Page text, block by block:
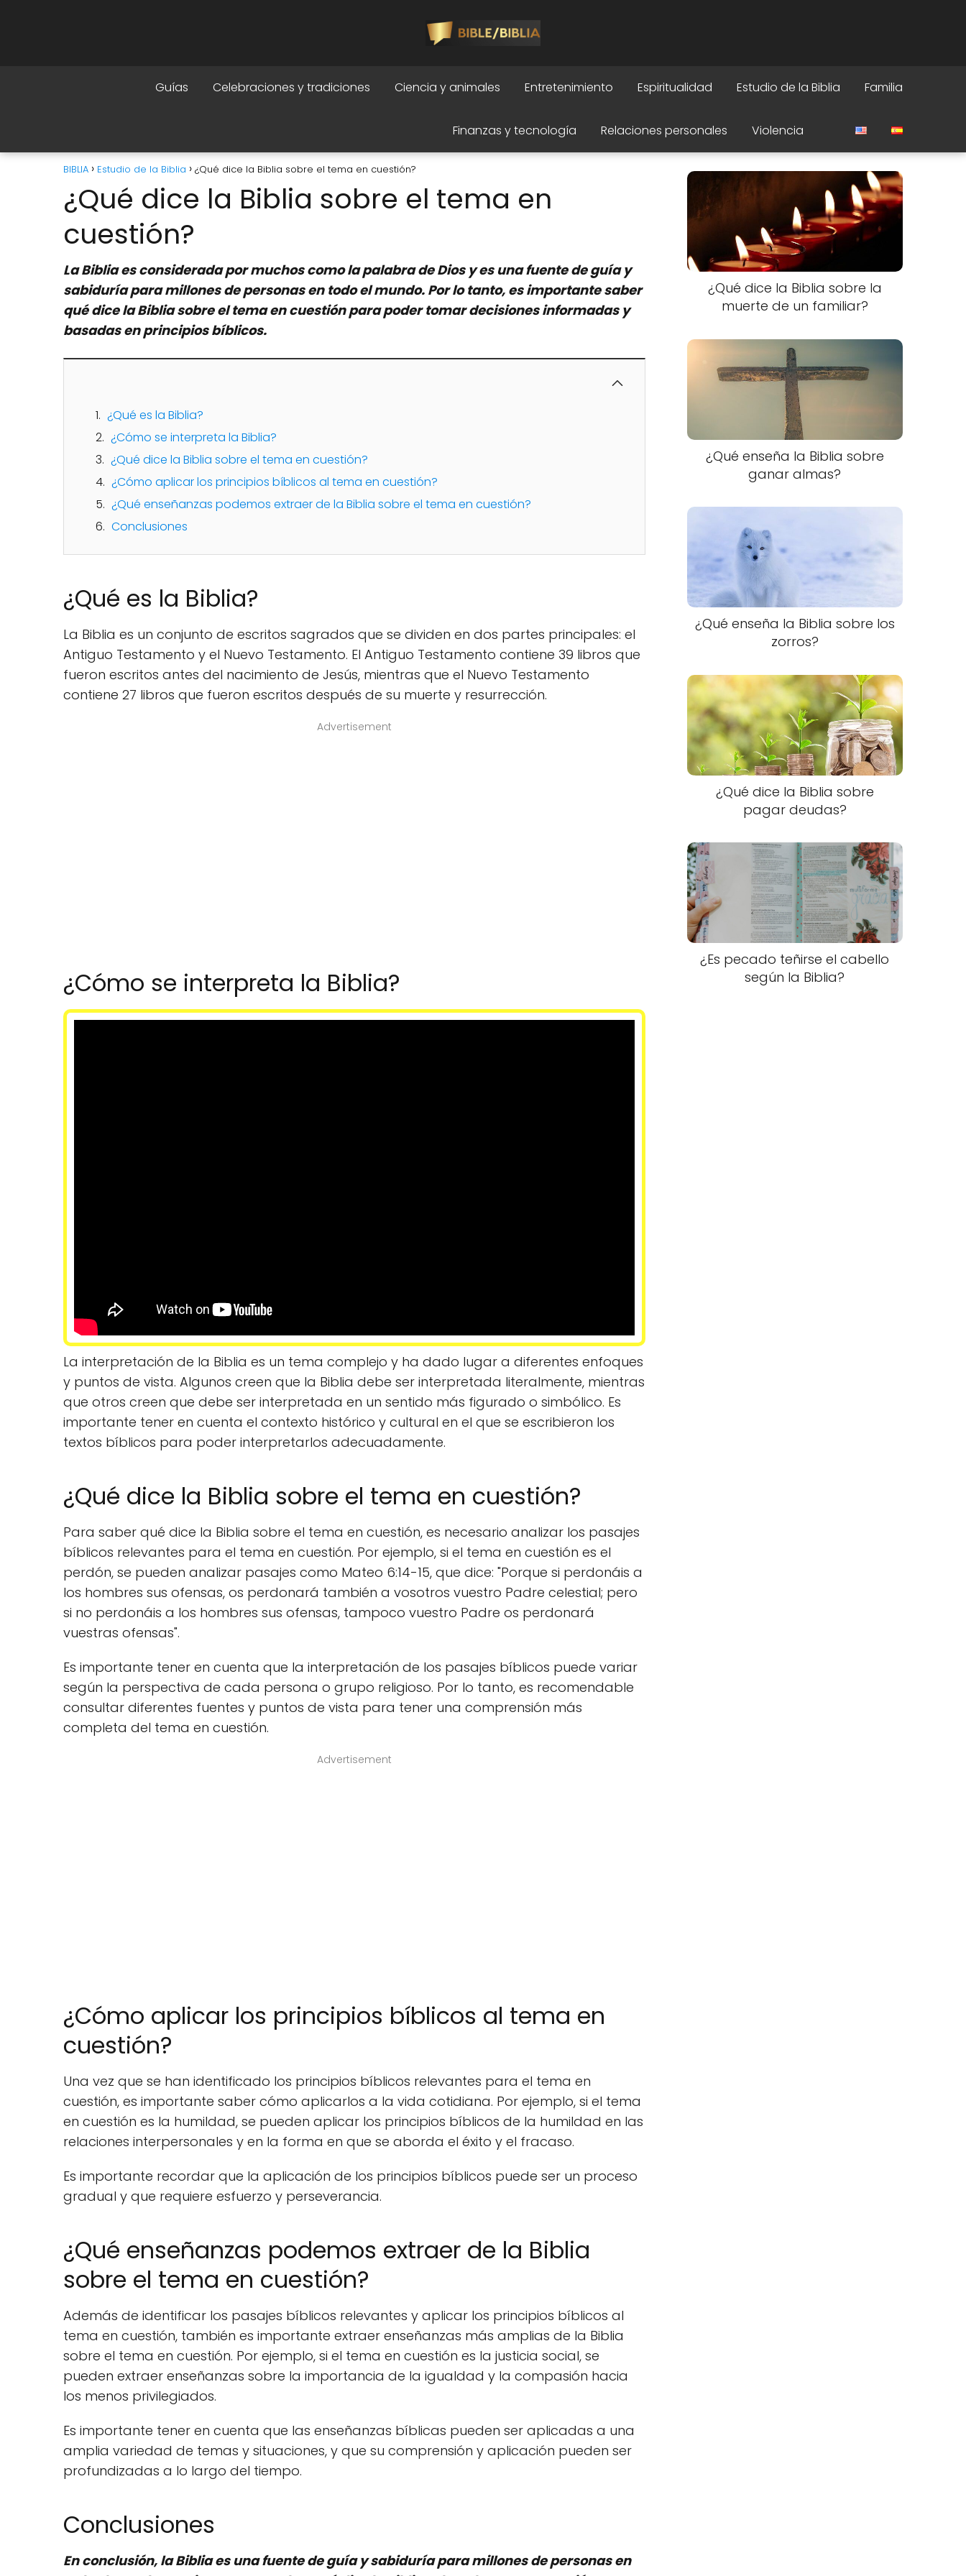
Guías Celebraciones y tradiciones Ciencia y animales Entretenimiento Espiritualidad Estudio de la Biblia Familia
Finanzas y tecnología Relaciones personales Violencia
BIBLIA Estudio de la Biblia ¿Qué dice la Biblia sobre el tema en cuestión?
¿Qué dice la Biblia sobre el tema en
cuestión?
La Biblia es considerada por muchos como la palabra de Dios y es una fuente de guía y
sabiduría para millones de personas en todo el mundo. Por lo tanto, es importante saber
qué dice la Biblia sobre el tema en cuestión para poder tomar decisiones informadas y
basadas en principios bíblicos.
¿Qué es la Biblia?
¿Cómo se interpreta la Biblia?
¿Qué dice la Biblia sobre el tema en cuestión?
¿Cómo aplicar los principios bíblicos al tema en cuestión?
¿Qué enseñanzas podemos extraer de la Biblia sobre el tema en cuestión?
Conclusiones
¿Qué es la Biblia?
La Biblia es un conjunto de escritos sagrados que se dividen en dos partes principales: el
Antiguo Testamento y el Nuevo Testamento. El Antiguo Testamento contiene 39 libros que
fueron escritos antes del nacimiento de Jesús, mientras que el Nuevo Testamento
contiene 27 libros que fueron escritos después de su muerte y resurrección.
Advertisement
¿Cómo se interpreta la Biblia?
La interpretación de la Biblia es un tema complejo y ha dado lugar a diferentes enfoques
y puntos de vista. Algunos creen que la Biblia debe ser interpretada literalmente, mientras
que otros creen que debe ser interpretada en un sentido más figurado o simbólico. Es
importante tener en cuenta el contexto histórico y cultural en el que se escribieron los
textos bíblicos para poder interpretarlos adecuadamente.
¿Qué dice la Biblia sobre el tema en cuestión?
Para saber qué dice la Biblia sobre el tema en cuestión, es necesario analizar los pasajes
bíblicos relevantes para el tema en cuestión. Por ejemplo, si el tema en cuestión es el
perdón, se pueden analizar pasajes como Mateo 6:14-15, que dice: "Porque si perdonáis a
los hombres sus ofensas, os perdonará también a vosotros vuestro Padre celestial; pero
si no perdonáis a los hombres sus ofensas, tampoco vuestro Padre os perdonará
vuestras ofensas".
Es importante tener en cuenta que la interpretación de los pasajes bíblicos puede variar
según la perspectiva de cada persona o grupo religioso. Por lo tanto, es recomendable
consultar diferentes fuentes y puntos de vista para tener una comprensión más
completa del tema en cuestión.
Advertisement
¿Cómo aplicar los principios bíblicos al tema en
cuestión?
Una vez que se han identificado los principios bíblicos relevantes para el tema en
cuestión, es importante saber cómo aplicarlos a la vida cotidiana. Por ejemplo, si el tema
en cuestión es la humildad, se pueden aplicar los principios bíblicos de la humildad en las
relaciones interpersonales y en la forma en que se aborda el éxito y el fracaso.
Es importante recordar que la aplicación de los principios bíblicos puede ser un proceso
gradual y que requiere esfuerzo y perseverancia.
¿Qué enseñanzas podemos extraer de la Biblia
sobre el tema en cuestión?
Además de identificar los pasajes bíblicos relevantes y aplicar los principios bíblicos al
tema en cuestión, también es importante extraer enseñanzas más amplias de la Biblia
sobre el tema en cuestión. Por ejemplo, si el tema en cuestión es la justicia social, se
pueden extraer enseñanzas sobre la importancia de la igualdad y la compasión hacia
los menos privilegiados.
Es importante tener en cuenta que las enseñanzas bíblicas pueden ser aplicadas a una
amplia variedad de temas y situaciones, y que su comprensión y aplicación pueden ser
profundizadas a lo largo del tiempo.
Conclusiones
En conclusión, la Biblia es una fuente de guía y sabiduría para millones de personas en
¿Qué dice la Biblia sobre la
muerte de un familiar?
¿Qué enseña la Biblia sobre
ganar almas?
¿Qué enseña la Biblia sobre los
zorros?
¿Qué dice la Biblia sobre
pagar deudas?
¿Es pecado teñirse el cabello
según la Biblia?